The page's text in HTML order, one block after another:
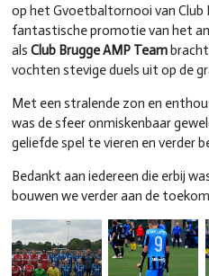
op het Gvoetbaltornooi van Club
fantastische promotie van het
als Club Brugge AMP Team
vochten stevige duels uit op de
Met een stralende zon en
was de sfeer onmiskenbaar
geliefde spel te vieren en verder
Bedankt aan iedereen die erbij
bouwen we verder aan de